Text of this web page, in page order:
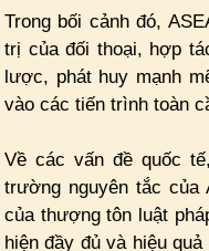
Trong bối cảnh đó,
trị của đối thoại, hợp
lược, phát huy mạnh
vào các tiến trình toàn
Về các vấn đề quốc
trường nguyên tắc của
của thượng tôn luật
hiện đầy đủ và hiệu